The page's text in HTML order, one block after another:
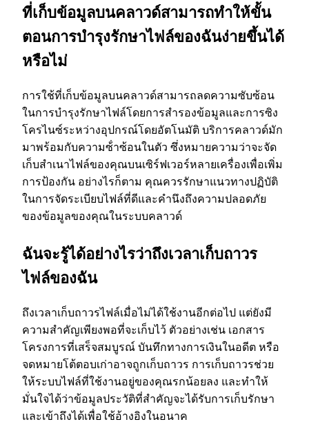
ที่เก็บข้อมูลบนคลาวด์สามารถทําให้ขั้น
ตอนการบํารุงรักษาไฟล์ของฉันง่ายขึ้นได้
หรือไม่
การใช้ที่เก็บข้อมูลบนคลาวด์สามารถลดความซับซ้อน
ในการบํารุงรักษาไฟล์โดยการสํารองข้อมูลและการซิง
โครไนซ์ระหว่างอุปกรณ์โดยอัตโนมัติ บริการคลาวด์มัก
มาพร้อมกับความซ้ําซ้อนในตัว ซึ่งหมายความว่าจะจัด
เก็บสําเนาไฟล์ของคุณบนเซิร์ฟเวอร์หลายเครื่องเพื่อเพิ่ม
การป้องกัน อย่างไรก็ตาม คุณควรรักษาแนวทางปฏิบัติ
ในการจัดระเบียบไฟล์ที่ดีและคํานึงถึงความปลอดภัย
ของข้อมูลของคุณในระบบคลาวด์
ฉันจะรู้ได้อย่างไรว่าถึงเวลาเก็บถาวร
ไฟล์ของฉัน
ถึงเวลาเก็บถาวรไฟล์เมื่อไม่ได้ใช้งานอีกต่อไป แต่ยังมี
ความสําคัญเพียงพอที่จะเก็บไว้ ตัวอย่างเช่น เอกสาร
โครงการที่เสร็จสมบูรณ์ บันทึกทางการเงินในอดีต หรือ
จดหมายโต้ตอบเก่าอาจถูกเก็บถาวร การเก็บถาวรช่วย
ให้ระบบไฟล์ที่ใช้งานอยู่ของคุณรกน้อยลง และทําให้
มั่นใจได้ว่าข้อมูลประวัติที่สําคัญจะได้รับการเก็บรักษา
และเข้าถึงได้เพื่อใช้อ้างอิงในอนาค